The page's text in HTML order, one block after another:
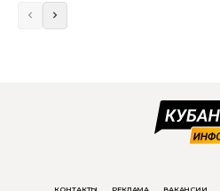
КОНТАКТЫ РЕКЛАМА ВАКАНСИИ